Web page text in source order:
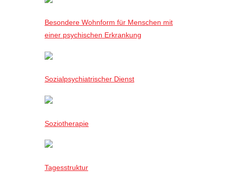
Besondere Wohnform für Menschen mit
einer psychischen Erkrankung
Sozialpsychiatrischer Dienst
Soziotherapie
Tagesstruktur